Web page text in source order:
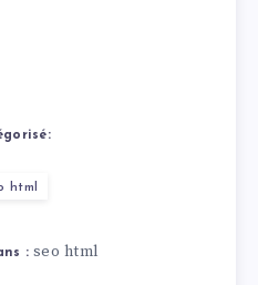
html
: seo html